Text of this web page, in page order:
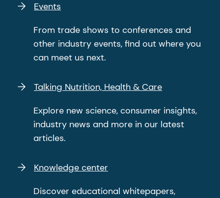
regresión de la suplementación con ácidos
trastorno depresivo mayor. Psiquiatría
traslacional , 2016, 6(3):e756.
Events
From trade shows to conferences and
other industry events, find out where you
can meet us next.
Talking Nutrition, Health & Care
Explore new science, consumer insights,
industry news and more in our latest
articles.
Knowledge center
Discover educational whitepapers,